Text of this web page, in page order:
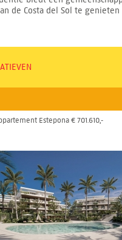
de Costa del Sol te
Estepona € 701.610,-